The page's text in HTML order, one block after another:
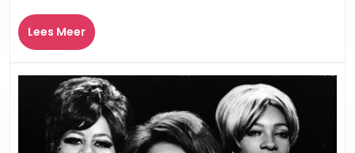
Lees MeerLees
Meer